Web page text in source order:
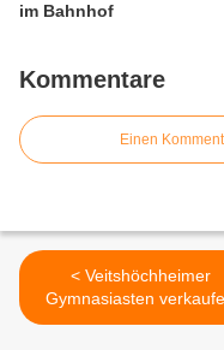
im Bahnhof
Kommentare
Einen
< Veitshöchheimer
Gymnasiasten verkaufen
Waffeln am dm-Markt